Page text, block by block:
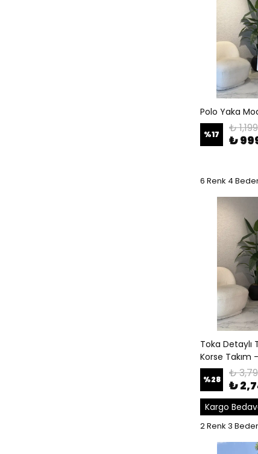
Polo Yaka
%17 ₺
₺
6 Renk 4
Toka Detaylı
Korse Takım -
%28 ₺
₺
Kargo
2 Renk 3